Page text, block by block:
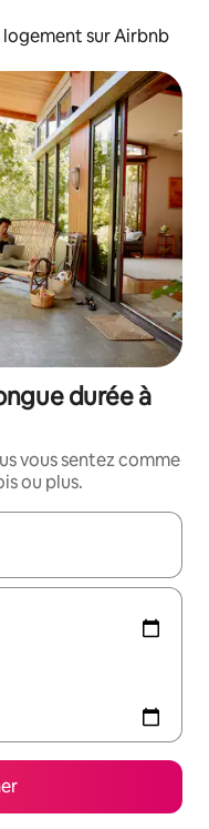
sur Airbnb
durée à
vous sentez comme
ou plus.
les flèches vers le